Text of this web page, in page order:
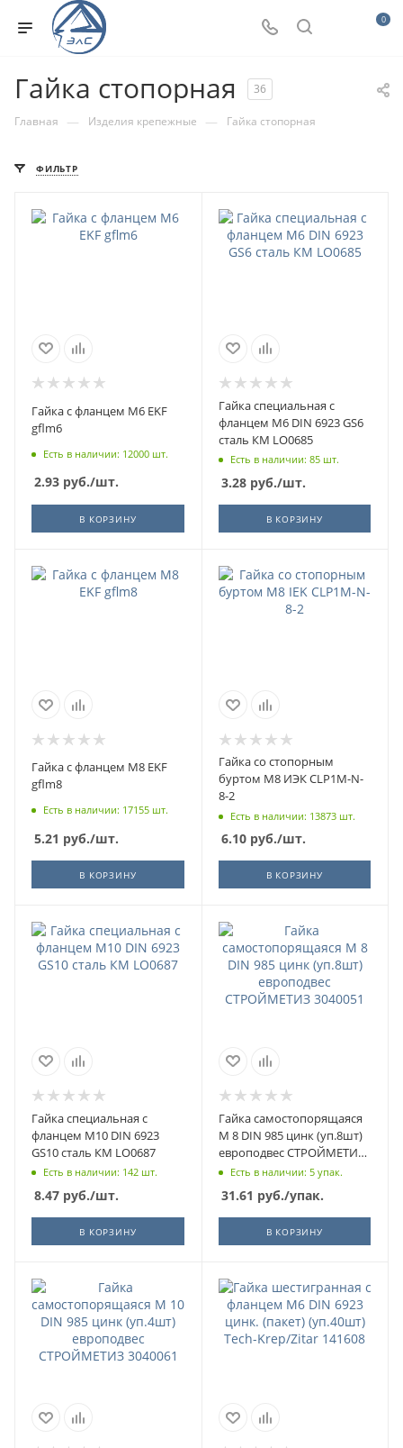
0
Гайка стопорная 36
Главная — Изделия крепежные — Гайка стопорная
ФИЛЬТР
Гайка с фланцем М6 EKF
gflm6
Есть в наличии: 12000 шт.
2.93 руб./шт.
В КОРЗИНУ
Гайка специальная с
фланцем М6 DIN 6923 GS6
сталь КМ LO0685
Есть в наличии: 85 шт.
3.28руб./шт.
В КОРЗИНУ
Гайка с фланцем М8 EKF
gflm8
Есть в наличии: 17155 шт.
5.21 руб./шт.
В КОРЗИНУ
Гайка со стопорным
буртом М8 ИЭК CLP1M-N-
8-2
Есть в наличии: 13873 шт.
6.10руб./шт.
В КОРЗИНУ
Гайка специальная с
фланцем М10 DIN 6923
GS10 сталь КМ LO0687
Есть в наличии: 142 шт.
8.47 руб./шт.
В КОРЗИНУ
Гайка самостопорящаяся
М 8 DIN 985 цинк (уп.8шт)
европодвес СТРОЙМЕТИЗ
3040051
Есть в наличии: 5 упак.
31.61 руб./упак.
В КОРЗИНУ